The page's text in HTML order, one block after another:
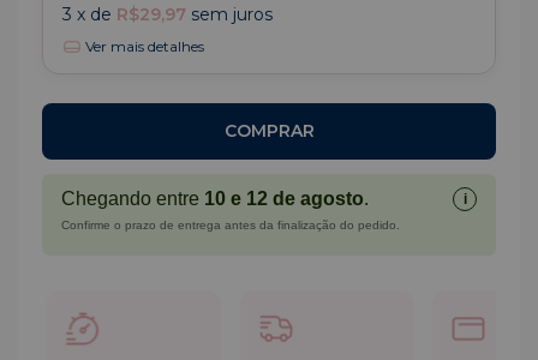
3 x de R$29,97 sem juros
Ver mais detalhes
Chegando entre 10 e 12 de agosto. i
Confirme o prazo de entrega antes da finalização do pedido.